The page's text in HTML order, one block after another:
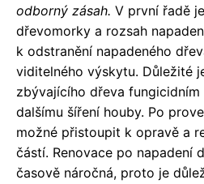
odborný zásah. V první řadě
dřevomorky a rozsah
k odstranění napadeného
viditelného výskytu. Důležité
zbývajícího dřeva
dalšímu šíření houby. Po
možné přistoupit k opravě a
částí. Renovace po napadení
časově náročná, proto je